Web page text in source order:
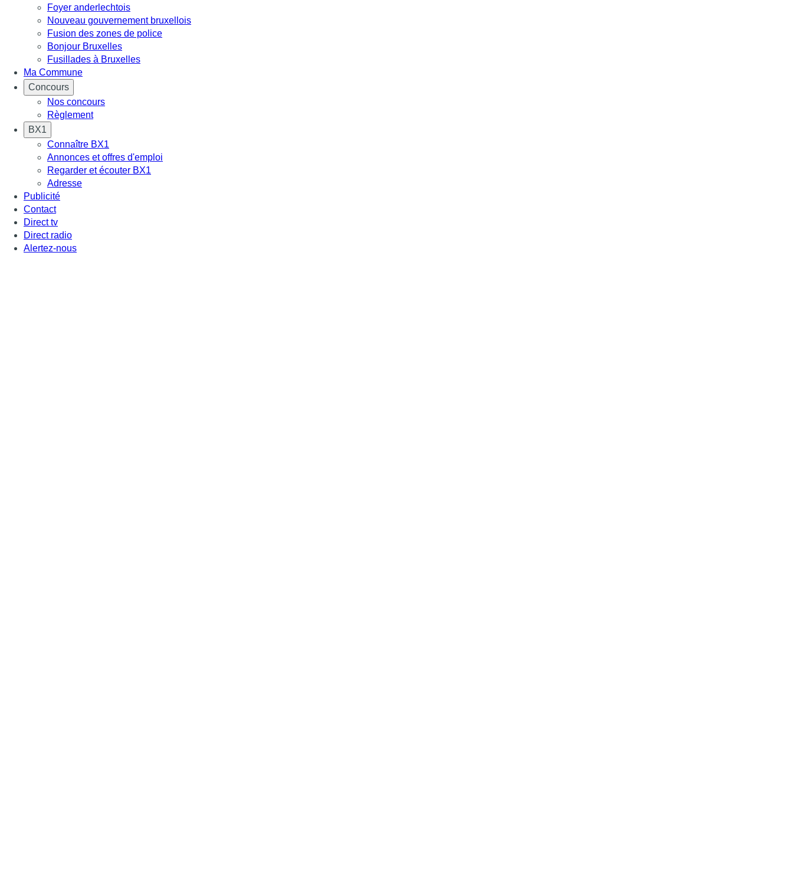
Foyer anderlechtois
Nouveau gouvernement bruxellois
Fusion des zones de police
Bonjour Bruxelles
Fusillades à Bruxelles
Ma Commune
Concours
Nos concours
Règlement
BX1
Connaître BX1
Annonces et offres d'emploi
Regarder et écouter BX1
Adresse
Publicité
Contact
Direct tv
Direct radio
Alertez-nous